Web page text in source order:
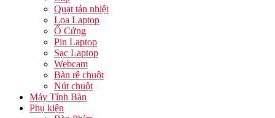
Quạt tản nhiệt
Loa Laptop
Ổ Cứng
Pin Laptop
Sạc Laptop
Webcam
Bàn rê chuột
Nút chuột
Máy Tính Bàn
Phụ kiện